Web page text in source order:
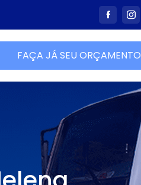
FAÇA JÁ SEU ORÇAMENTO